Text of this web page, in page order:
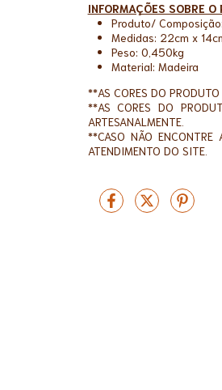
INFORMAÇÕES SOBRE O
Produto/
Medidas: 22cm x
Peso: 0,450kg
Material: Madeira
**AS CORES DO
**AS CORES DO
ARTESANALMENTE.
**CASO NÃO ENCONTRE
ATENDIMENTO DO SITE.